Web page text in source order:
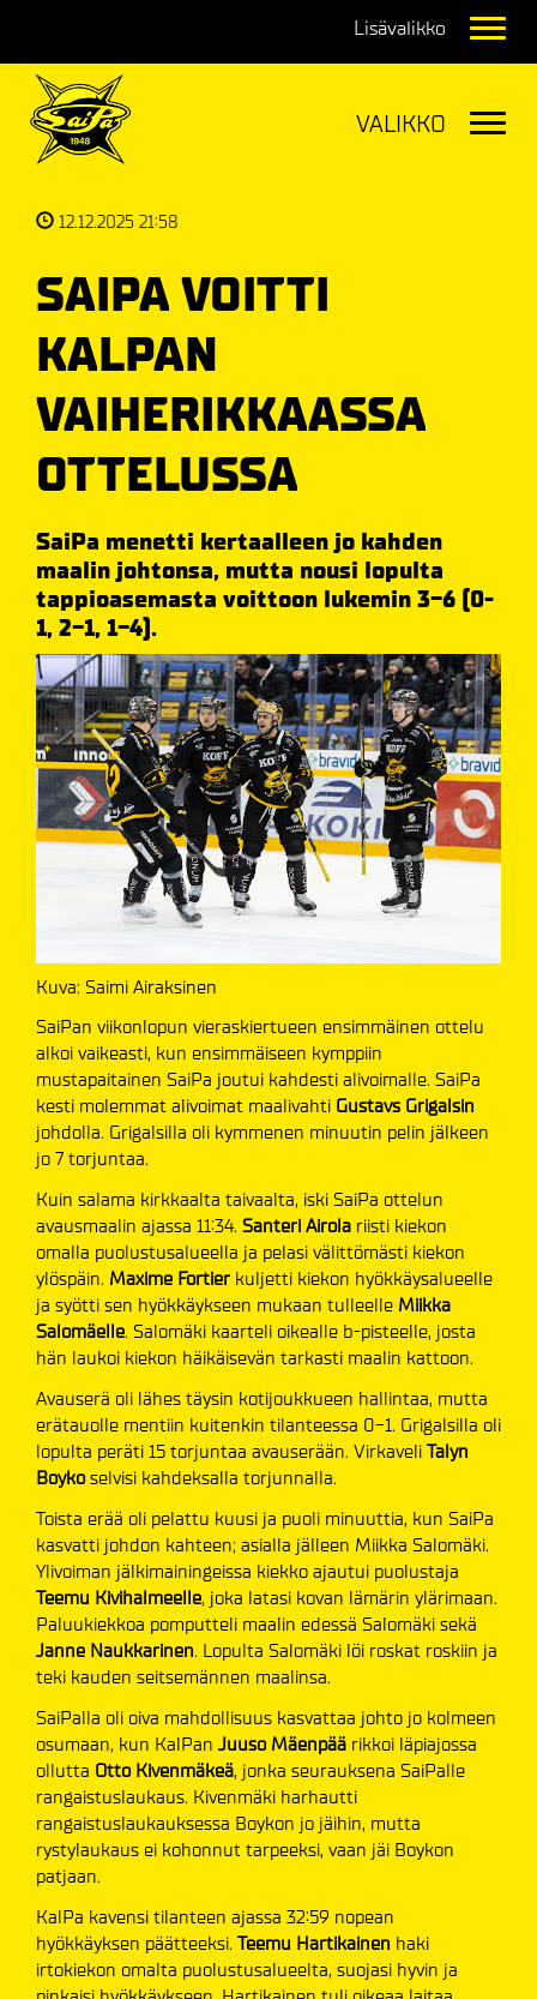
12.12.2025 21:58
SAIPA VOITTI
KALPAN
VAIHERIKKAASSA
OTTELUSSA
SaiPa menetti kertaalleen jo kahden
maalin johtonsa, mutta nousi lopulta
tappioasemasta voittoon lukemin 3-6 (0-
1, 2-1, 1-4).
Kuva: Saimi Airaksinen
SaiPan viikonlopun vieraskiertueen ensimmäinen ottelu
alkoi vaikeasti, kun ensimmäiseen kymppiin
mustapaitainen SaiPa joutui kahdesti alivoimalle. SaiPa
kesti molemmat alivoimat maalivahti Gustavs Grigalsin
johdolla. Grigalsilla oli kymmenen minuutin pelin jälkeen
jo 7 torjuntaa.
Kuin salama kirkkaalta taivaalta, iski SaiPa ottelun
avausmaalin ajassa 11:34. Santeri Airola riisti kiekon
omalla puolustusalueella ja pelasi välittömästi kiekon
ylöspäin. Maxime Fortier kuljetti kiekon hyökkäysalueelle
ja syötti sen hyökkäykseen mukaan tulleelle Miikka
Salomäelle. Salomäki kaarteli oikealle b-pisteelle, josta
hän laukoi kiekon häikäisevän tarkasti maalin kattoon.
Avauserä oli lähes täysin kotijoukkueen hallintaa, mutta
erätauolle mentiin kuitenkin tilanteessa 0-1. Grigalsilla oli
lopulta peräti 15 torjuntaa avauserään. Virkaveli Talyn
Boykoselvisi kahdeksalla torjunnalla.
Toista erää oli pelattu kuusi ja puoli minuuttia, kun SaiPa
kasvatti johdon kahteen; asialla jälleen Miikka Salomäki.
Ylivoiman jälkimainingeissa kiekko ajautui puolustaja
Teemu Kivihalmeelle, joka latasi kovan lämärin ylärimaan.
Paluukiekkoa pomputteli maalin edessä Salomäki sekä
Janne Naukkarinen. Lopulta Salomäki löi roskat roskiin ja
teki kauden seitsemännen maalinsa.
SaiPalla oli oiva mahdollisuus kasvattaa johto jo kolmeen
osumaan, kun KalPan Juuso Mäenpää rikkoi läpiajossa
ollutta Otto Kivenmäkeä, jonka seurauksena SaiPalle
rangaistuslaukaus. Kivenmäki harhautti
rangaistuslaukauksessa Boykon jo jäihin, mutta
rystylaukaus ei kohonnut tarpeeksi, vaan jäi Boykon
patjaan.
KalPa kavensi tilanteen ajassa 32:59 nopean
hyökkäyksen päätteeksi. Teemu Hartikainen haki
irtokiekon omalta puolustusalueelta, suojasi hyvin ja